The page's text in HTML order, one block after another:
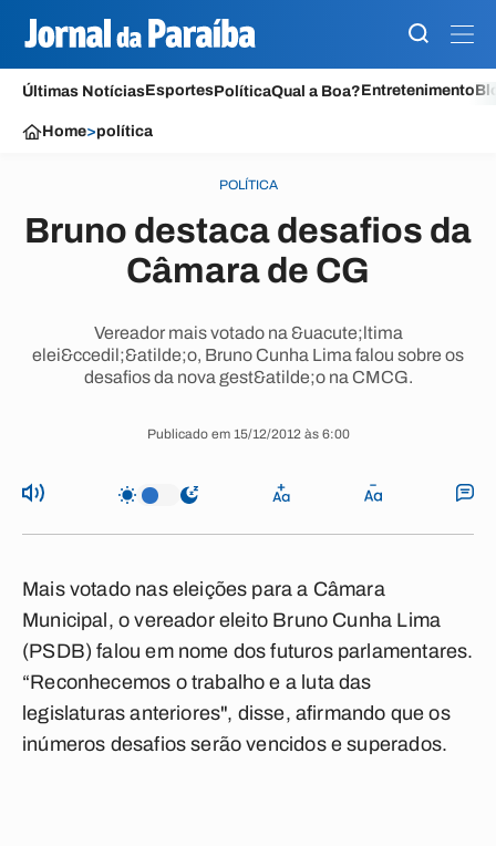
Últimas NotíciasEsportesPolíticaQual a Boa?Entretenimento
Home>política
POLÍTICA
Bruno destaca desafios da
Câmara de CG
Vereador mais votado na &uacute;ltima
elei&ccedil;&atilde;o, Bruno Cunha Lima falou sobre os
desafios da nova gest&atilde;o na CMCG.
Publicado em 15/12/2012 às 6:00
Mais votado nas eleições para a Câmara
Municipal, o vereador eleito Bruno Cunha Lima
(PSDB) falou em nome dos futuros parlamentares.
“Reconhecemos o trabalho e a luta das
legislaturas anteriores", disse, afirmando que os
inúmeros desafios serão vencidos e superados.